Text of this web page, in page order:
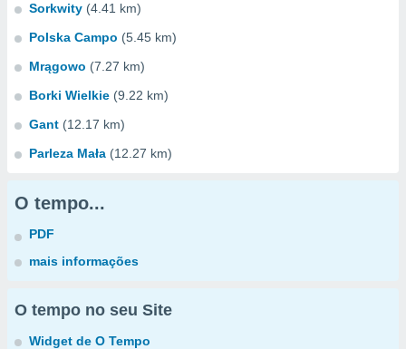
Sorkwity (4.41 km)
Polska Campo (5.45 km)
Mrągowo (7.27 km)
Borki Wielkie (9.22 km)
Gant (12.17 km)
Parleza Mała (12.27 km)
O tempo...
PDF
mais informações
O tempo no seu Site
Widget de O Tempo